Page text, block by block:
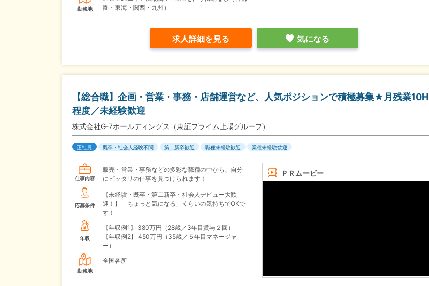
勤務地
圏・東海・関西・九州）
求人詳細を見る 気になる
【総合職】企画・営業・事務・店舗運営など、人気ポジションで積極募集★月残業10H
程度／未経験歓迎
株式会社G-7ホールディングス（東証プライム上場グループ）
正社員 既卒・社会人経験不問 第二新卒歓迎 職種未経験歓迎 業種未経験歓迎
ＰＲムービー
仕事内容
販売・営業・事務などの多彩な職種の中から、自分
にピッタリの仕事を見つけられます！
応募条件
【未経験・既卒・第二新卒・社会人デビュー大歓
迎！】「ちょっと気になる」くらいの気持ちでOKで
す！
年収
【年収例1】
380万円（28歳／3年目賞与２回）
【年収例2】
450万円（35歳／５年目マネージャ
ー）
勤務地
全国各所